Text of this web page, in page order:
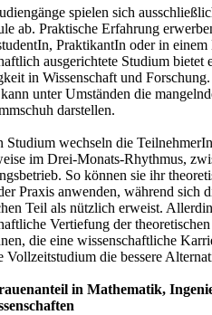
spielen sich
ab. Praktische Erfahrung
PraktikantIn oder in
ausgerichtete Studium bietet
in Wissenschaft und
unter Umständen die
darstellen.
Studium wechseln die
im Drei-Monats-Rhythmus,
So können sie ihr
Praxis anwenden, während sich
Teil als nützlich erweist.
Vertiefung der
die eine wissenschaftliche
Vollzeitstudium die bessere
in Mathematik,